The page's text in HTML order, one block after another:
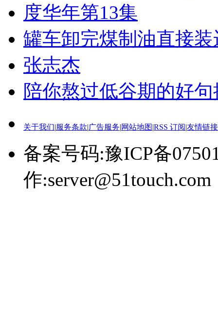
度华年第13集
罐车卸完煤制油直接
张志杰
陪你熬过低谷期的好
关于我们|服务条款|广告服务|网站地图|RSS 订阅|友情链接
备案号码:豫ICP备
作:server@51touch.com